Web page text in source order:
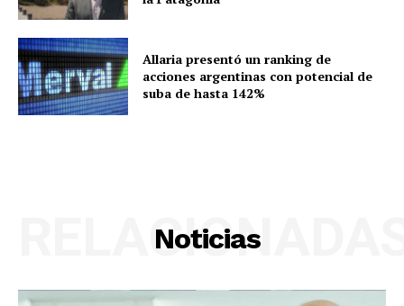
Allaria presentó un ranking de
acciones argentinas con potencial de
suba de hasta 142%
Noticias